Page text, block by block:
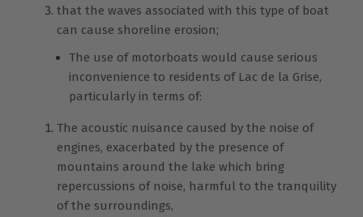
that the waves associated with this type of boat
can cause shoreline erosion;
The use of motorboats would cause serious
inconvenience to residents of Lac de la Grise,
particularly in terms of:
The acoustic nuisance caused by the noise of
engines, exacerbated by the presence of
mountains around the lake which bring
repercussions of noise, harmful to the tranquility
of the surroundings,